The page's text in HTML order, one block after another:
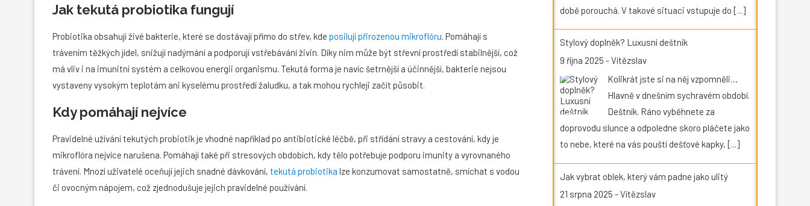
Jak tekutá probiotika fungují
Probiotika obsahují živé bakterie, které se dostávají přímo do střev, kde posilují přirozenou mikroflóru. Pomáhají s
trávením těžkých jídel, snižují nadýmání a podporují vstřebávání živin. Díky nim může být střevní prostředí stabilnější, což
má vliv i na imunitní systém a celkovou energii organismu. Tekutá forma je navíc šetrnější a účinnější, bakterie nejsou
vystaveny vysokým teplotám ani kyselému prostředí žaludku, a tak mohou rychleji začít působit.
Kdy pomáhají nejvíce
Pravidelné užívání tekutých probiotik je vhodné například po antibiotické léčbě, při střídání stravy a cestování, kdy je
mikroflóra nejvíce narušena. Pomáhají také při stresových obdobích, kdy tělo potřebuje podporu imunity a vyrovnaného
trávení. Mnozí uživatelé oceňují jejich snadné dávkování, tekutá probiotika lze konzumovat samostatně, smíchat s vodou
či ovocným nápojem, což zjednodušuje jejich pravidelné používání.
době porouchá. V takové situaci vstupuje do [...]
Stylový doplněk? Luxusní deštník
9 října 2025 -Vítězslav
Kolikrát jste si na něj vzpomněli…
Hlavně v dnešním sychravém období.
Deštník. Ráno vyběhnete za
doprovodu slunce a odpoledne skoro pláčete jako
to nebe, které na vás pouští dešťové kapky, [...]
Jak vybrat oblek, který vám padne jako ulitý
21 srpna 2025 -Vítězslav